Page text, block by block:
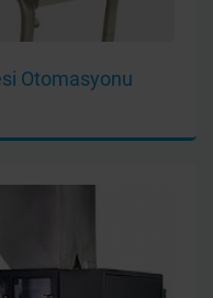
Otomasyonu